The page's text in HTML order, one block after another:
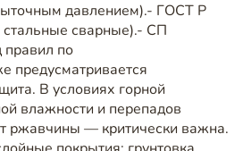
давлением).- ГОСТ Р
сварные).- СП
по
предусматривается
В условиях горной
влажности и перепадов
ржавчины — критически важна.